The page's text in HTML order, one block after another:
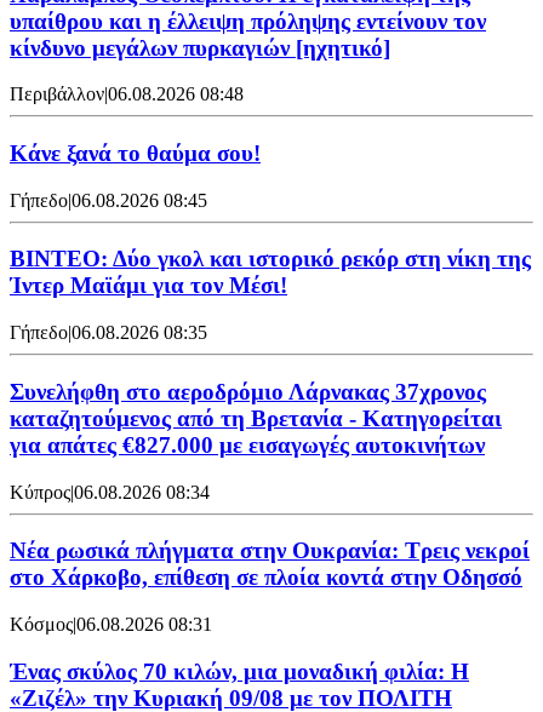
υπαίθρου και η έλλειψη πρόληψης εντείνουν τον
κίνδυνο μεγάλων πυρκαγιών [ηχητικό]
Περιβάλλον|06.08.2026 08:48
Κάνε ξανά το θαύμα σου!
Γήπεδο|06.08.2026 08:45
ΒΙΝΤΕΟ: Δύο γκολ και ιστορικό ρεκόρ στη νίκη της
Ίντερ Μαϊάμι για τον Μέσι!
Γήπεδο|06.08.2026 08:35
Συνελήφθη στο αεροδρόμιο Λάρνακας 37χρονος
καταζητούμενος από τη Βρετανία - Κατηγορείται
για απάτες €827.000 με εισαγωγές αυτοκινήτων
Κύπρος|06.08.2026 08:34
Νέα ρωσικά πλήγματα στην Ουκρανία: Τρεις νεκροί
στο Χάρκοβο, επίθεση σε πλοία κοντά στην Οδησσό
Κόσμος|06.08.2026 08:31
Ένας σκύλος 70 κιλών, μια μοναδική φιλία: Η
«Ζιζέλ» την Κυριακή 09/08 με τον ΠΟΛΙΤΗ